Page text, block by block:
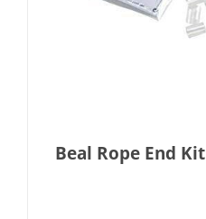
Beal Rope End Kit